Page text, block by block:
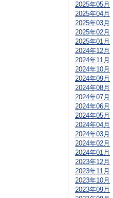
2025年05月
2025年04月
2025年03月
2025年02月
2025年01月
2024年12月
2024年11月
2024年10月
2024年09月
2024年08月
2024年07月
2024年06月
2024年05月
2024年04月
2024年03月
2024年02月
2024年01月
2023年12月
2023年11月
2023年10月
2023年09月